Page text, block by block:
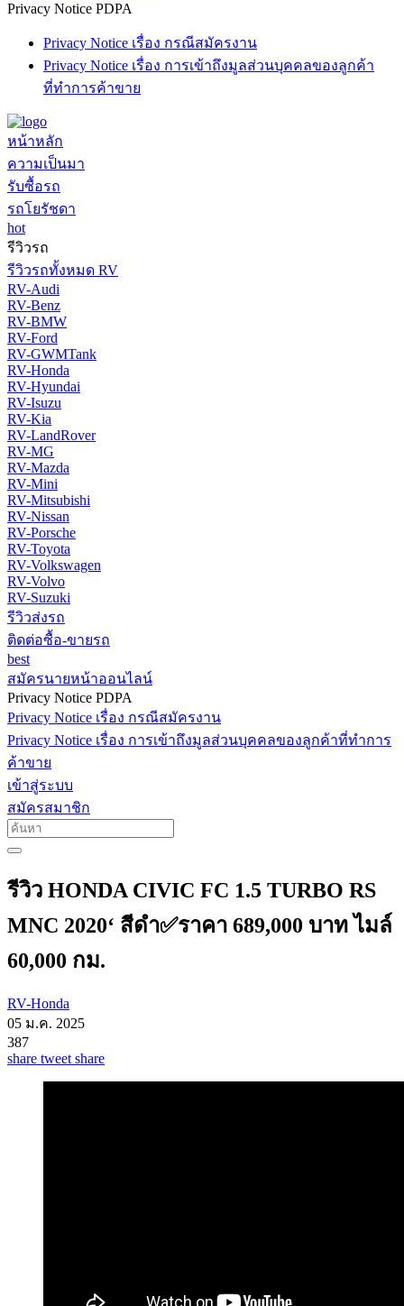
Privacy Notice PDPA
Privacy Notice เรื่อง กรณีสมัครงาน
Privacy Notice เรื่อง การเข้าถึงมูลส่วนบุคคลของลูกค้า
ที่ทำการค้าขาย
หน้าหลัก
ความเป็นมา
รับซื้อรถ
รถโยรัชดา
hot
รีวิวรถ
รีวิวรถทั้งหมด RV
RV-Audi
RV-Benz
RV-BMW
RV-Ford
RV-GWMTank
RV-Honda
RV-Hyundai
RV-Isuzu
RV-Kia
RV-LandRover
RV-MG
RV-Mazda
RV-Mini
RV-Mitsubishi
RV-Nissan
RV-Porsche
RV-Toyota
RV-Volkswagen
RV-Volvo
RV-Suzuki
รีวิวส่งรถ
ติดต่อซื้อ-ขายรถ
best
สมัครนายหน้าออนไลน์
Privacy Notice PDPA
Privacy Notice เรื่อง กรณีสมัครงาน
Privacy Notice เรื่อง การเข้าถึงมูลส่วนบุคคลของลูกค้าที่ทำการ
ค้าขาย
เข้าสู่ระบบ
สมัครสมาชิก
รีวิว HONDA CIVIC FC 1.5 TURBO RS
MNC 2020‘ สีดำ✅ราคา 689,000 บาท ไมล์
60,000 กม.
RV-Honda
05 ม.ค. 2025
387
share tweet share